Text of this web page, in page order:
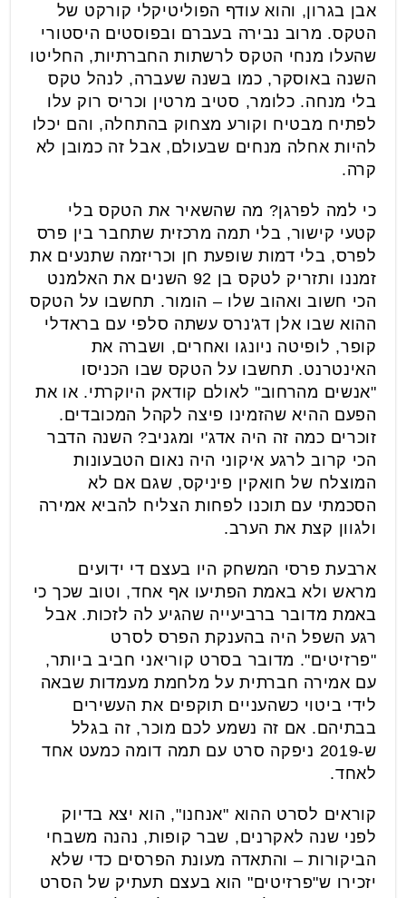
אבן בגרון, והוא עודף הפוליטיקלי קורקט של
הטקס. מרוב נבירה בעברם ובפוסטים היסטורי
שהעלו מנחי הטקס לרשתות החברתיות, החליטו
השנה באוסקר, כמו בשנה שעברה, לנהל טקס
בלי מנחה. כלומר, סטיב מרטין וכריס רוק עלו
לפתיח מבטיח וקורע מצחוק בהתחלה, והם יכלו
להיות אחלה מנחים שבעולם, אבל זה כמובן לא
קרה.
כי למה לפרגן? מה שהשאיר את הטקס בלי
קטעי קישור, בלי תמה מרכזית שתחבר בין פרס
לפרס, בלי דמות שופעת חן וכריזמה שתנעים את
זמננו ותזריק לטקס בן 92 השנים את האלמנט
הכי חשוב ואהוב שלו – הומור. תחשבו על הטקס
ההוא שבו אלן דג'נרס עשתה סלפי עם בראדלי
קופר, לופיטה ניונגו ואחרים, ושברה את
האינטרנט. תחשבו על הטקס שבו הכניסו
"אנשים מהרחוב" לאולם קודאק היוקרתי. או את
הפעם ההיא שהזמינו פיצה לקהל המכובדים.
זוכרים כמה זה היה אדג'י ומגניב? השנה הדבר
הכי קרוב לרגע איקוני היה נאום הטבעונות
המוצלח של חואקין פיניקס, שגם אם לא
הסכמתי עם תוכנו לפחות הצליח להביא אמירה
ולגוון קצת את הערב.
ארבעת פרסי המשחק היו בעצם די ידועים
מראש ולא באמת הפתיעו אף אחד, וטוב שכך כי
באמת מדובר ברביעייה שהגיע לה לזכות. אבל
רגע השפל היה בהענקת הפרס לסרט
"פרזיטים". מדובר בסרט קוריאני חביב ביותר,
עם אמירה חברתית על מלחמת מעמדות שבאה
לידי ביטוי כשהעניים תוקפים את העשירים
בבתיהם. אם זה נשמע לכם מוכר, זה בגלל
ש-2019 ניפקה סרט עם תמה דומה כמעט אחד
לאחד.
קוראים לסרט ההוא "אנחנו", הוא יצא בדיוק
לפני שנה לאקרנים, שבר קופות, נהנה משבחי
הביקורות – והתאדה מעונת הפרסים כדי שלא
יזכירו ש"פרזיטים" הוא בעצם תעתיק של הסרט